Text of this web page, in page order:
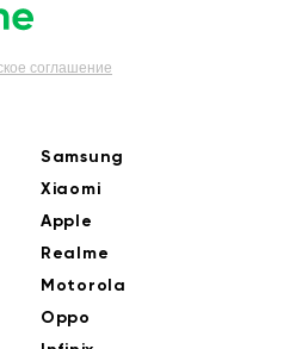
соглашение
Samsung
Xiaomi
Apple
Realme
Motorola
Oppo